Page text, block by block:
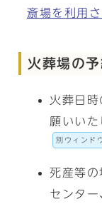
斎場を利用
火葬場の予
火葬日
願いい
別ウィンド
死産等
センタ